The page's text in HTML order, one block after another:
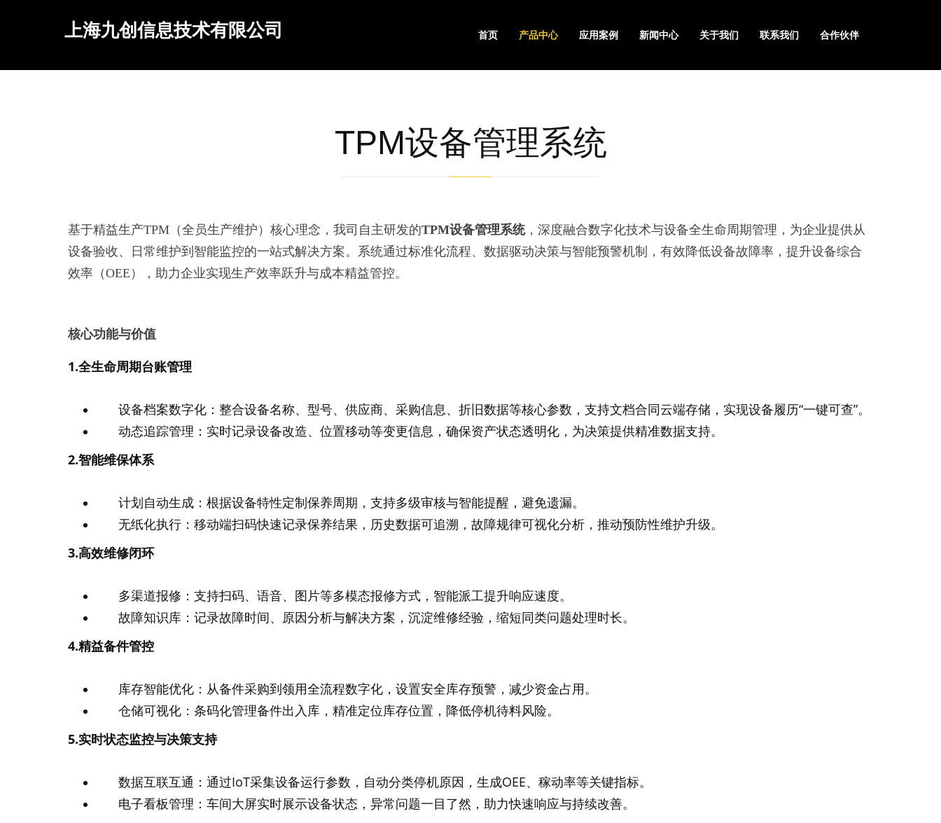
上海九创信息技术有限公司 首页 产品中心 应用案例 新闻中心 关于我们 联系我们 合作伙伴
TPM设备管理系统
基于精益生产TPM（全员生产维护）核心理念，我司自主研发的TPM设备管理系统，深度融合数字化技术与设备全生命周期管理，为企业提供从
设备验收、日常维护到智能监控的一站式解决方案。系统通过标准化流程、数据驱动决策与智能预警机制，有效降低设备故障率，提升设备综合
效率（OEE），助力企业实现生产效率跃升与成本精益管控。
核心功能与价值
1.全生命周期台账管理
设备档案数字化：整合设备名称、型号、供应商、采购信息、折旧数据等核心参数，支持文档合同云端存储，实现设备履历“一键可查”。
动态追踪管理：实时记录设备改造、位置移动等变更信息，确保资产状态透明化，为决策提供精准数据支持。
2.智能维保体系
计划自动生成：根据设备特性定制保养周期，支持多级审核与智能提醒，避免遗漏。
无纸化执行：移动端扫码快速记录保养结果，历史数据可追溯，故障规律可视化分析，推动预防性维护升级。
3.高效维修闭环
多渠道报修：支持扫码、语音、图片等多模态报修方式，智能派工提升响应速度。
故障知识库：记录故障时间、原因分析与解决方案，沉淀维修经验，缩短同类问题处理时长。
4.精益备件管控
库存智能优化：从备件采购到领用全流程数字化，设置安全库存预警，减少资金占用。
仓储可视化：条码化管理备件出入库，精准定位库存位置，降低停机待料风险。
5.实时状态监控与决策支持
数据互联互通：通过IoT采集设备运行参数，自动分类停机原因，生成OEE、稼动率等关键指标。
电子看板管理：车间大屏实时展示设备状态，异常问题一目了然，助力快速响应与持续改善。